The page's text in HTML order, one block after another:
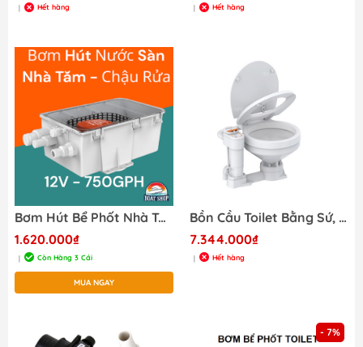
| Hết hàng | Hết hàng
Bơm Hút Bể Phốt Nhà Tắm, Bơm Nước Lườn Tự Động 12V, Lưu Lượng 750 Gallons/ giờ
1.620.000₫
| Còn Hàng 3 Cái
MUA NGAY
Bồn Cầu Toilet Bằng Sứ, Điện 12V, 3/4" Đầu Vào 1-1/2" Đầu Ra, Kích Thước 490 x 445 x 430 mm, Cho Tàu Cano
7.344.000₫
| Hết hàng
- 7%